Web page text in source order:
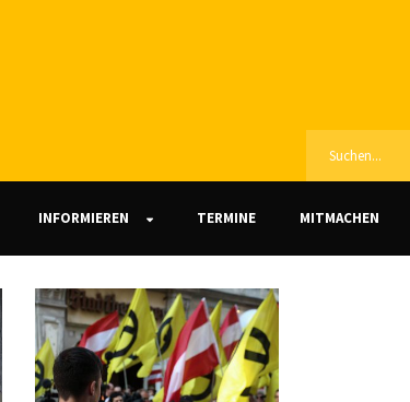
INFORMIEREN TERMINE MITMACHEN